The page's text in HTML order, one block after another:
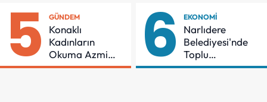
5 GÜNDEM
Konaklı
Kadınların
Okuma Azmi
Örnek Oldu
6 EKONOMI
Narlıdere
Belediyesi'nde
Toplu
Sözleşmeye